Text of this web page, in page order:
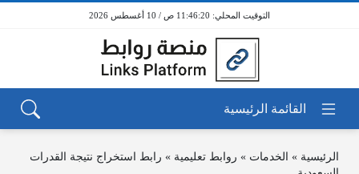
11:46:20 ص / 10 أغسطس 2026
الرئيسية » الخدمات » روابط تعليمية » رابط استخراج نتيجة القدرات